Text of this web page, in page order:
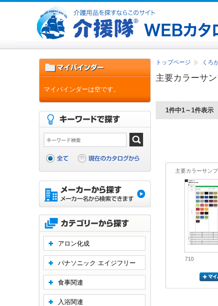
トップページ くろ
主要カラーサ
1件中1～1件表示
主要カラーサン
710
マイバインダーは空です。
アロン化成
パナソニック エイジフリー
食事関連
入浴関連